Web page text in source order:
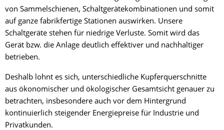
von Sammelschienen, Schaltgerätekombinationen und somit
auf ganze fabrikfertige Stationen auswirken. Unsere
Schaltgeräte stehen für niedrige Verluste. Somit wird das
Gerät bzw. die Anlage deutlich effektiver und nachhaltiger
betrieben.
Deshalb lohnt es sich, unterschiedliche Kupferquerschnitte
aus ökonomischer und ökologischer Gesamtsicht genauer zu
betrachten, insbesondere auch vor dem Hintergrund
kontinuierlich steigender Energiepreise für Industrie und
Privatkunden.